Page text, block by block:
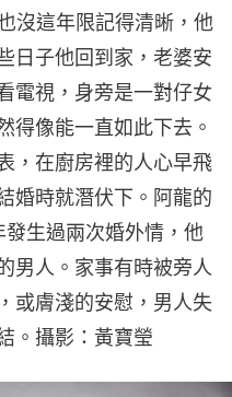
沒這年限記得清晰，他
日子他回到家，老婆安
電視，身旁是一對仔女
得像能一直如此下去。
，在廚房裡的人心早飛
婚時就潛伏下。阿龍的
生過兩次婚外情，他
男人。家事有時被旁人
或膚淺的安慰，男人失
。攝影：黃寶瑩